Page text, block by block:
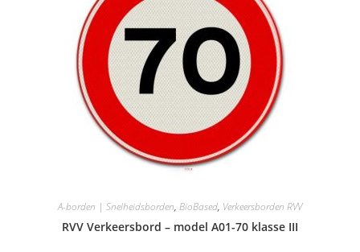
A-borden | Snelheidsborden, BioBased, Verkeersborden RVV
RVV Verkeersbord – model A01-70 klasse III